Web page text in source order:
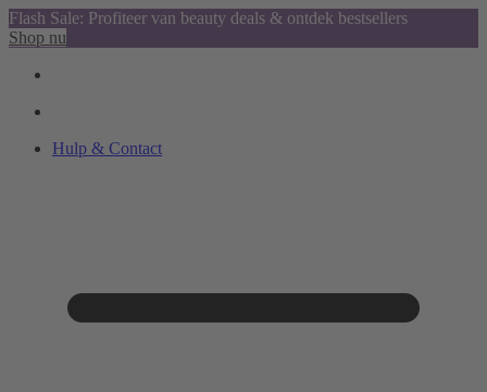
Flash Sale: Profiteer van beauty deals & ontdek bestsellers
Shop nu
Hulp & Contact